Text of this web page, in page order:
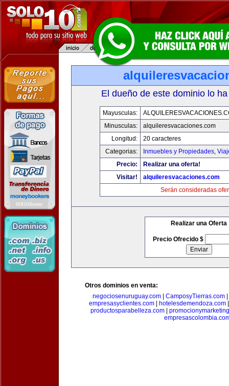
El dueño de este dominio lo
Mayusculas:
Minusculas:
alquileresvacaciones.com
Longitud:
20 caracteres
Categorias:
Inmuebles y Propiedades,
Precio:
Realizar una oferta!
Visitar!
alquileresvacaciones.com
Serán consideradas
Realizar una Oferta
Precio Ofrecido $
Otros dominios en venta:
negociosenuruguay.com
CamposyTierras.com
empresasyclientes.com
hotelesdemendoza.com
productosparabelleza.com